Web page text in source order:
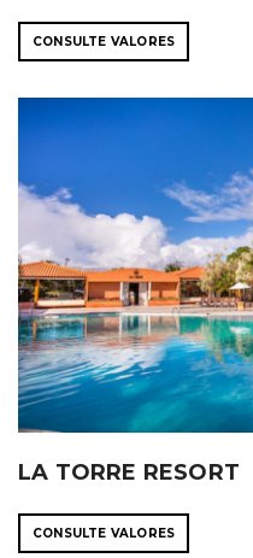
CONSULTE VALORES
LA TORRE RESORT
CONSULTE VALORES